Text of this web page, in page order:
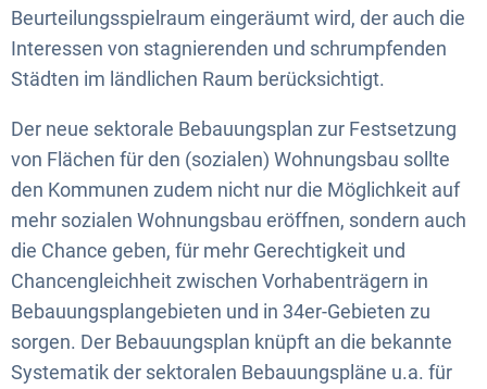
Beurteilungsspielraum eingeräumt wird, der auch die
Interessen von stagnierenden und schrumpfenden
Städten im ländlichen Raum berücksichtigt.
Der neue sektorale Bebauungsplan zur Festsetzung
von Flächen für den (sozialen) Wohnungsbau sollte
den Kommunen zudem nicht nur die Möglichkeit auf
mehr sozialen Wohnungsbau eröffnen, sondern auch
die Chance geben, für mehr Gerechtigkeit und
Chancengleichheit zwischen Vorhabenträgern in
Bebauungsplangebieten und in 34er-Gebieten zu
sorgen. Der Bebauungsplan knüpft an die bekannte
Systematik der sektoralen Bebauungspläne u.a. für